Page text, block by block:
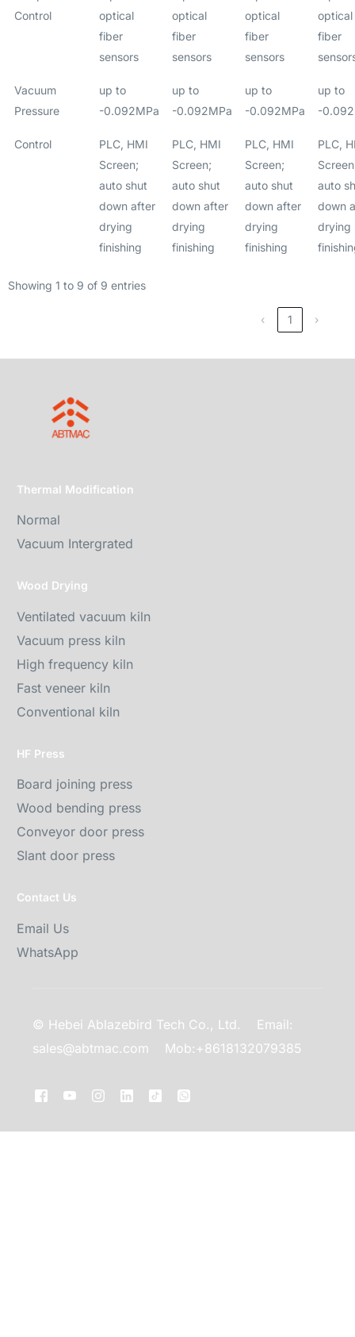
Control
optical
fiber
sensors
optical
fiber
sensors
optical
fiber
sensors
optical
fiber
Vacuum
Pressure
up to
-0.092MPa
up to
-0.092MPa
up to
-0.092MPa
up to
-
Control
PLC, HMI
Screen;
auto shut
down after
drying
finishing
PLC, HMI
Screen;
auto shut
down after
drying
finishing
PLC, HMI
Screen;
auto shut
down after
drying
finishing
PLC,
auto
down
drying
Showing 1 to 9 of 9 entries
‹ 1 ›
Thermal Modification
Normal
Vacuum Intergrated
Wood Drying
Ventilated vacuum kiln
Vacuum press kiln
High frequency kiln
Fast veneer kiln
Conventional kiln
HF Press
Board joining press
Wood bending press
Conveyor door press
Slant door press
Contact Us
Email Us
WhatsApp
© Hebei Ablazebird Tech Co., Ltd.
Email:
sales@abtmac.com
Mob:+8618132079385